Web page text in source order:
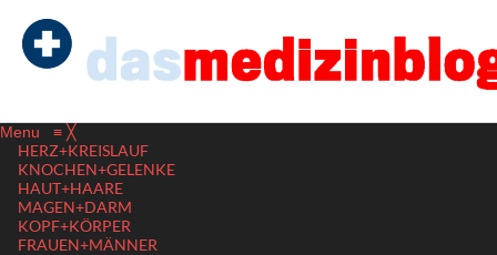
Menu ≡ ╳
HERZ+KREISLAUF
KNOCHEN+GELENKE
HAUT+HAARE
MAGEN+DARM
KOPF+KÖRPER
FRAUEN+MÄNNER